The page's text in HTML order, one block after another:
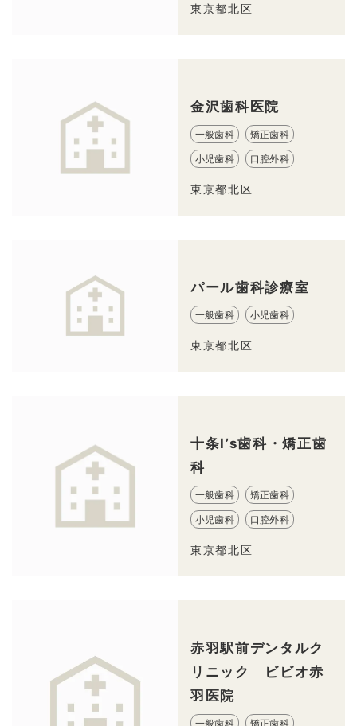
東京都北区
金沢歯科医院
一般歯科 矯正歯科
小児歯科 口腔外科
東京都北区
パール歯科診療室
一般歯科 小児歯科
東京都北区
十条I’s歯科・矯正歯
科
一般歯科 矯正歯科
小児歯科 口腔外科
東京都北区
赤羽駅前デンタルク
リニック ビビオ赤
羽医院
一般歯科 矯正歯科